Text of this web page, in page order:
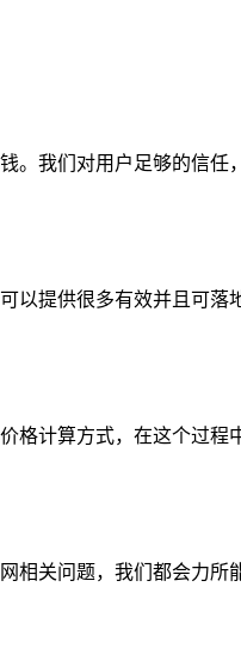
我们对用户足够的信任
以提供很多有效并且可
格计算方式，在这个过程
相关问题，我们都会力所